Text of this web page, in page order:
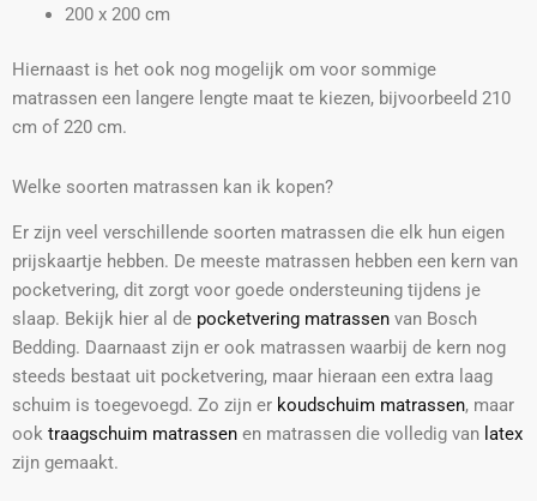
200 x 200 cm
Hiernaast is het ook nog mogelijk om voor sommige
matrassen een langere lengte maat te kiezen, bijvoorbeeld 210
cm of 220 cm.
Welke soorten matrassen kan ik kopen?
Er zijn veel verschillende soorten matrassen die elk hun eigen
prijskaartje hebben. De meeste matrassen hebben een kern van
pocketvering, dit zorgt voor goede ondersteuning tijdens je
slaap. Bekijk hier al de pocketvering matrassen van Bosch
Bedding. Daarnaast zijn er ook matrassen waarbij de kern nog
steeds bestaat uit pocketvering, maar hieraan een extra laag
schuim is toegevoegd. Zo zijn er koudschuim matrassen, maar
ook traagschuim matrassen en matrassen die volledig van latex
zijn gemaakt.